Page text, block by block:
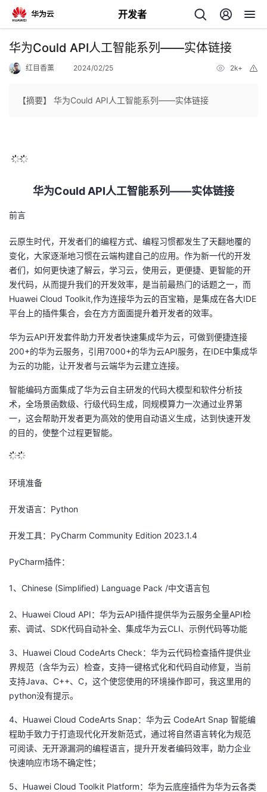
开发者
返
发
者
我
的
客
我
论
坛
的
圈
子
我
的
直
播
我
的
活
我
的
开
发
者
学
我
的
我
的
Programs
我
的
支
持
的
技
术
支
我
的
云
声
华为Could API人工智能系列——实体链接
红目香薰 2024/02/25 2k+
【摘要】 华为Could API人工智能系列——实体链接
华为Could API人工智能系列——实体链接
前言
云原生时代，开发者们的编程方式、编程习惯都发生了天翻地覆的
变化，大家逐渐地习惯在云端构建自己的应用。作为新一代的开发
者们，如何更快速了解云，学习云，使用云，更便捷、更智能的开
发代码，从而提升我们的开发效率，是当前最热门的话题之一，而
Huawei Cloud Toolkit,作为连接华为云的百宝箱，是集成在各大IDE
平台上的插件集合，会在方方面面提升着开发者的效率。
华为云API开发套件助力开发者快速集成华为云，可做到便捷连接
200+的华为云服务，引用7000+的华为云API服务，在IDE中集成华
为云的功能，让开发者与云端华为云建立连接。
智能编码方面集成了华为云自主研发的代码大模型和软件分析技
术，全场景函数级、行级代码生成，同规模算力一次通过业界第
一，这会帮助开发者更为高效的使用自动语义生成，达到快速开发
的目的，使整个过程更智能。
环境准备
开发语言：Python
开发工具：PyCharm Community Edition 2023.1.4
PyCharm插件：
1、Chinese (Simplified) Language Pack /中文语言包
2、Huawei Cloud API：华为云API插件提供华为云服务全量API检
索、调试、SDK代码自动补全、集成华为云CLI、示例代码等功能
3、Huawei Cloud CodeArts Check：华为云代码检查插件提供业
界规范（含华为云）检查，支持一键格式化和代码自动修复，当前
支持Java、C++、C，这个使您使用的环境操作即可，我这里用的
python没有提示。
4、Huawei Cloud CodeArts Snap：华为云 CodeArt Snap 智能编
程助手致力于打造现代化开发新范式，通过将自然语言转化为规范
可阅读、无开源漏洞的编程语言，提升开发者编码效率，助力企业
快速响应市场不确定性；
5、Huawei Cloud Toolkit Platform：华为云底座插件为华为云各类